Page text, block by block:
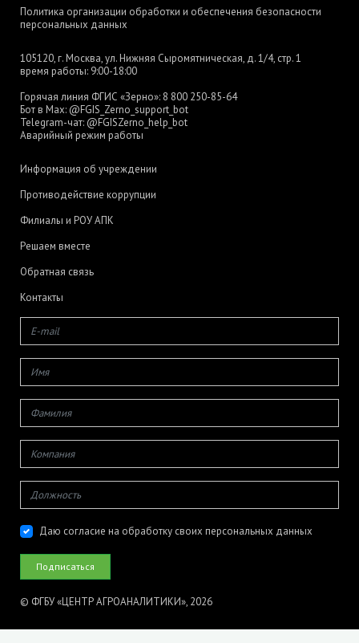
Политика организации обработки и обеспечения безопасности
персональных данных
105120, г. Москва, ул. Нижняя Сыромятническая, д. 1/4, стр. 1
время работы: 9:00-18:00
Горячая линия ФГИС «Зерно»: 8 800 250-85-64
Бот в Max: @FGIS_Zerno_support_bot
Telegram-чат: @FGISZerno_help_bot
Аварийный режим работы
Информация об учреждении
Противодействие коррупции
Филиалы и РОУ АПК
Решаем вместе
Обратная связь
Контакты
Даю согласие на обработку своих персональных данных
© ФГБУ «ЦЕНТР АГРОАНАЛИТИКИ», 2026